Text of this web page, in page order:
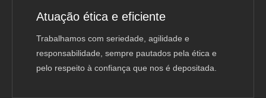
Atuação ética e eficiente
Trabalhamos com seriedade, agilidade e
responsabilidade, sempre pautados pela ética e
pelo respeito à confiança que nos é depositada.